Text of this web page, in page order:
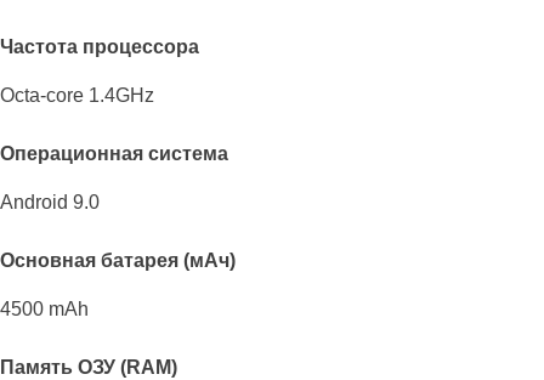
Частота процессора
Octa-core 1.4GHz
Операционная система
Android 9.0
Основная батарея (мАч)
4500 mAh
Память ОЗУ (RAM)